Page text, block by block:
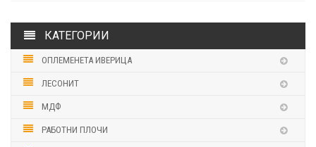
КАТЕГОРИИ
ОПЛЕМЕНЕТА ИВЕРИЦА
ЛЕСОНИТ
МДФ
РАБОТНИ ПЛОЧИ